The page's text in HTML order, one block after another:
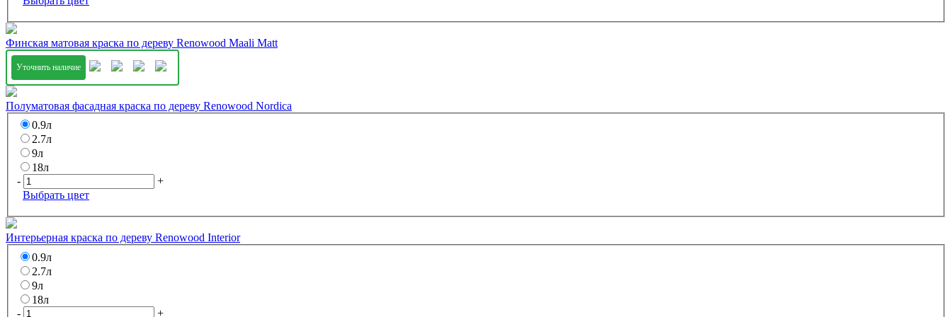
Финская матовая краска по дереву Renowood Maali Matt
Уточнить наличие
Полуматовая фасадная краска по дереву Renowood Nordica
0.9л
2.7л
9л
18л
-
+
Выбрать цвет
Интерьерная краска по дереву Renowood Interior
0.9л
2.7л
9л
18л
-
+